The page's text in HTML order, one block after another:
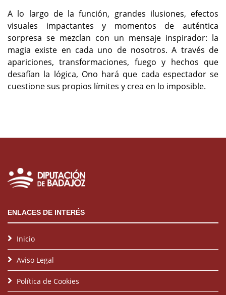
A lo largo de la función, grandes ilusiones, efectos
visuales impactantes y momentos de auténtica
sorpresa se mezclan con un mensaje inspirador: la
magia existe en cada uno de nosotros. A través de
apariciones, transformaciones, fuego y hechos que
desafían la lógica, Ono hará que cada espectador se
cuestione sus propios límites y crea en lo imposible.
ENLACES DE INTERÉS
Inicio
Aviso Legal
Política de Cookies